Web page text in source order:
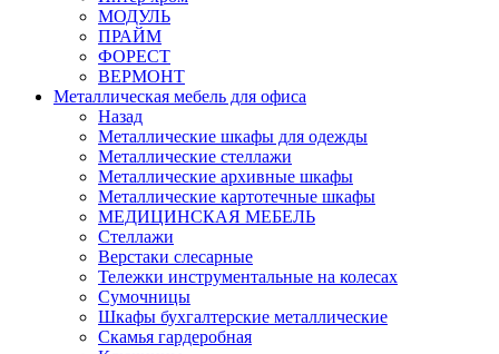
МОДУЛЬ
ПРАЙМ
ФОРЕСТ
ВЕРМОНТ
Металлическая мебель для офиса
Назад
Металлические шкафы для одежды
Металлические стеллажи
Металлические архивные шкафы
Металлические картотечные шкафы
МЕДИЦИНСКАЯ МЕБЕЛЬ
Стеллажи
Верстаки слесарные
Тележки инструментальные на колесах
Сумочницы
Шкафы бухгалтерские металлические
Скамья гардеробная